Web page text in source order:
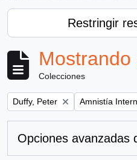
Restringir
Colecciones
Remove filter:
Duffy, Peter Remove filter:
Amnistía
Opciones avanzadas